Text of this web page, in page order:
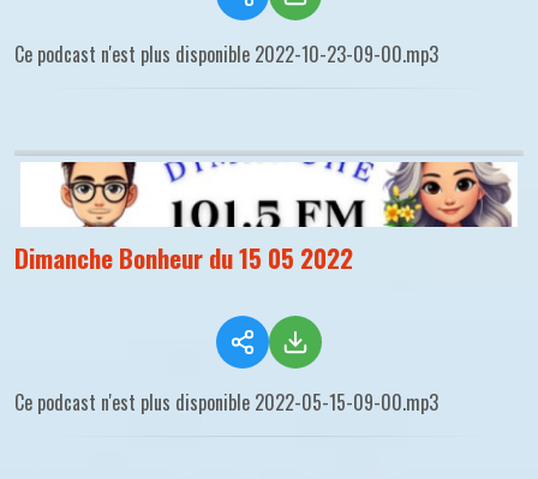
Ce podcast n'est plus disponible 2022-10-23-09-00.mp3
Dimanche Bonheur du 15 05 2022
Ce podcast n'est plus disponible 2022-05-15-09-00.mp3